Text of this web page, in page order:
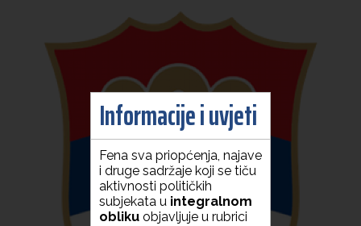
Informacije i uvjeti
Fena sva priopćenja, najave
i druge sadržaje koji se tiču
aktivnosti političkih
subjekata u integralnom
obliku objavljuje u rubrici